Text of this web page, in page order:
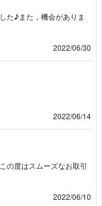
た♪また，機会がありま
2022/06/30
2022/06/14
の度はスムーズなお取引
2022/06/10